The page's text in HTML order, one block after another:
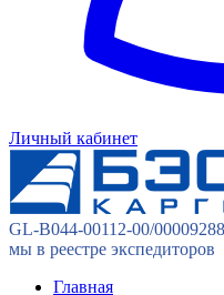
Личный кабинет
GL-B044-00112-00/00009288
мы в реестре экспедиторов
Главная